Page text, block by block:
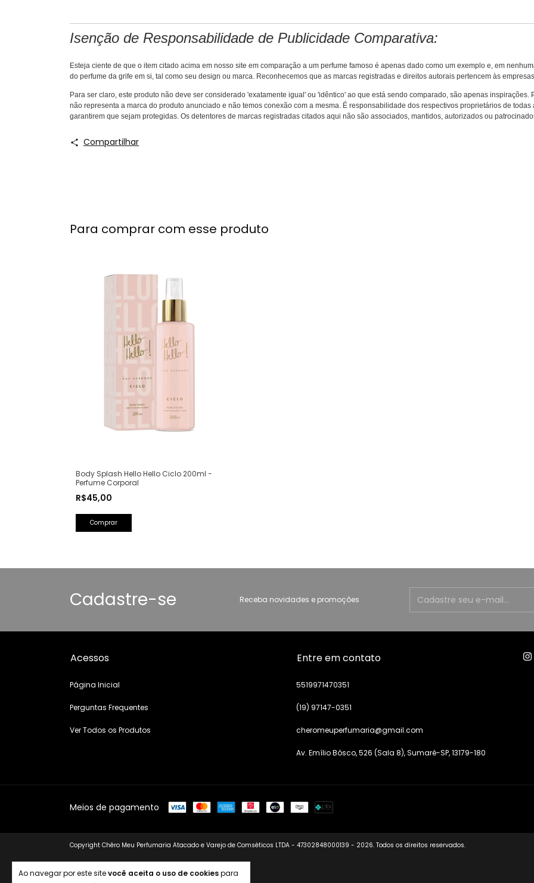
Ao navegar por este sitevocê aceita o uso de cookiespara
Isenção de Responsabilidade de Publicidade Comparativa:
Esteja ciente de que o item citado acima em nosso site em comparação a um perfume famoso é apenas dado como um exemplo e, em
do perfume da grife em si, tal como seu design ou marca. Reconhecemos que as marcas registradas e direitos autorais pertencem às
Para ser claro, este produto não deve ser considerado 'exatamente igual' ou 'idêntico' ao que está sendo comparado, são apenas
não representa a marca do produto anunciado e não temos conexão com a mesma. É responsabilidade dos respectivos proprietários de
garantirem que sejam protegidas. Os detentores de marcas registradas citados aqui não são associados, mantidos, autorizados ou
Compartilhar
Para comprar com esse produto
Body Splash Hello Hello Ciclo 200ml -
Perfume Corporal
R$45,00
Cadastre-se Receba novidades e promoções
Acessos
Página Inicial
Perguntas Frequentes
Ver Todos os Produtos
Entre em contato
5519971470351
(19) 97147-0351
cheromeuperfumaria@gmail.com
Av. Emílio Bôsco, 526 (Sala 8), Sumaré-SP, 13179-180
Meios de pagamento
Copyright Chêro Meu Perfumaria Atacado e Varejo de Comséticos LTDA - 47302848000139 - 2026. Todos os direitos reservados.